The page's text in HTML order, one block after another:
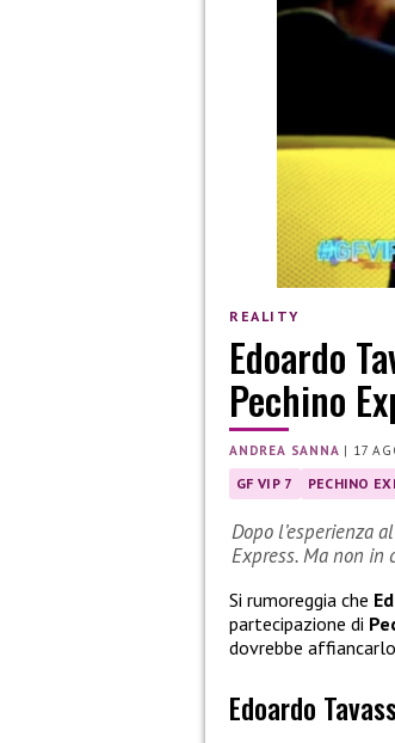
REALITY
Edoardo
Pechino
ANDREA SANNA | 17
GF VIP 7 PECHINO
Dopo l’esperienza
Express. Ma non in
Si rumoreggia che
partecipazione di
dovrebbe
Edoardo